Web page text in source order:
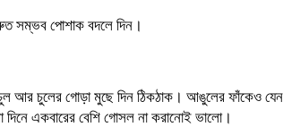
সম্ভব পোশাক বদলে দিন।
চুল আর চুলের গোড়া মুছে দিন ঠিকঠাক। আঙুলের ফাঁকেও
একবারের বেশি গোসল না করানোই ভালো।